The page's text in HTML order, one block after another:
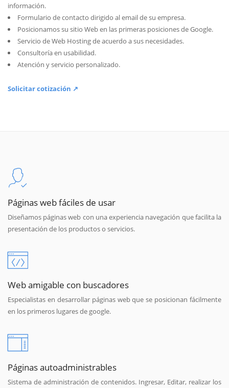
información.
Formulario de contacto dirigido al email de su empresa.
Posicionamos su sitio Web en las primeras posiciones de Google.
Servicio de Web Hosting de acuerdo a sus necesidades.
Consultoría en usabilidad.
Atención y servicio personalizado.
Solicitar cotización ↗
Páginas web fáciles de usar
Diseñamos páginas web con una experiencia navegación que facilita la
presentación de los productos o servicios.
Web amigable con buscadores
Especialistas en desarrollar páginas web que se posicionan fácilmente
en los primeros lugares de google.
Páginas autoadministrables
Sistema de administración de contenidos. Ingresar, Editar, realizar los